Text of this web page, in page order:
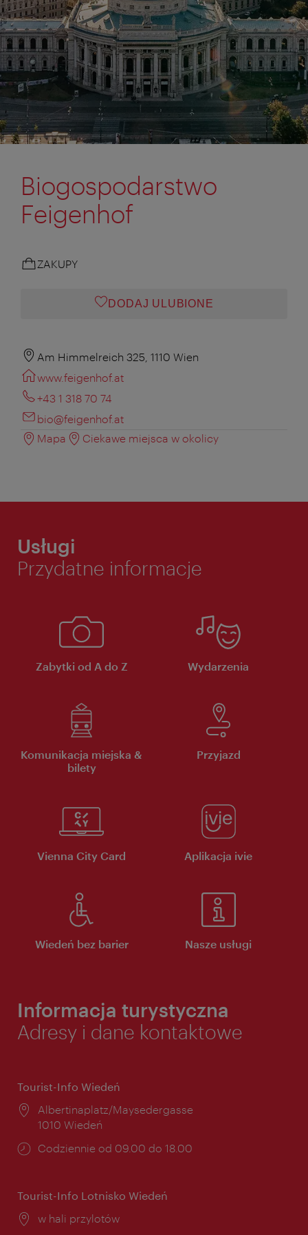
Biogospodarstwo
Feigenhof
ZAKUPY
DODAJ ULUBIONE
Am Himmelreich 325, 1110 Wien
www.feigenhof.at
+43 1 318 70 74
bio@feigenhof.at
Mapa
Ciekawe miejsca w okolicy
Usługi
Przydatne informacje
Zabytki od A do Z Wydarzenia
Komunikacja miejska &
bilety
Przyjazd
Vienna City Card Aplikacja ivie
Wiedeń bez barier Nasze usługi
Informacja turystyczna
Adresy i dane kontaktowe
Tourist-Info Wiedeń
Miejsce:
Albertinaplatz/Maysedergasse
1010 Wiedeń
Godziny
Codziennie od 09.00 do 18.00
Tourist-Info Lotnisko Wiedeń
Miejsce:
w hali przylotów